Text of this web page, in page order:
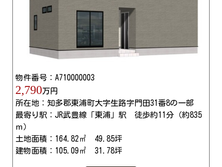
物件番号：A710000003
2,790万円
所在地：知多郡東浦町大字生路字門田31番8の一部
最寄り駅：JR武豊線「東浦」駅 徒歩約11分（約835
ｍ）
土地面積：164.82㎡ 49.85坪
建物面積：105.09㎡ 31.78坪